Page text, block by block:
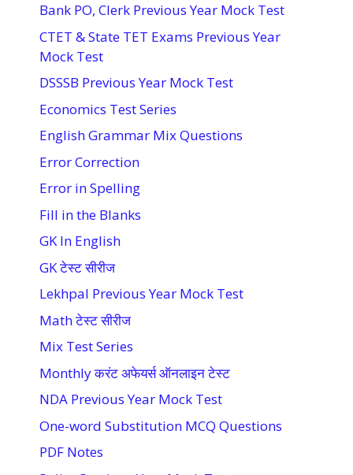
Bank PO, Clerk Previous Year Mock Test
CTET & State TET Exams Previous Year
Mock Test
DSSSB Previous Year Mock Test
Economics Test Series
English Grammar Mix Questions
Error Correction
Error in Spelling
Fill in the Blanks
GK In English
GK टेस्ट सीरीज
Lekhpal Previous Year Mock Test
Math टेस्ट सीरीज
Mix Test Series
Monthly करंट अफेयर्स ऑनलाइन टेस्ट
NDA Previous Year Mock Test
One-word Substitution MCQ Questions
PDF Notes